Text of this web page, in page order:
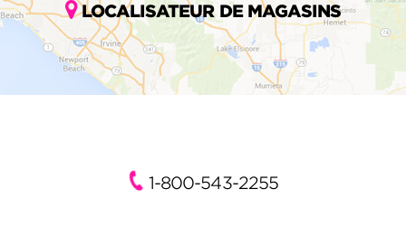
LOCALISATEUR DE MAGASINS
1-800-543-2255